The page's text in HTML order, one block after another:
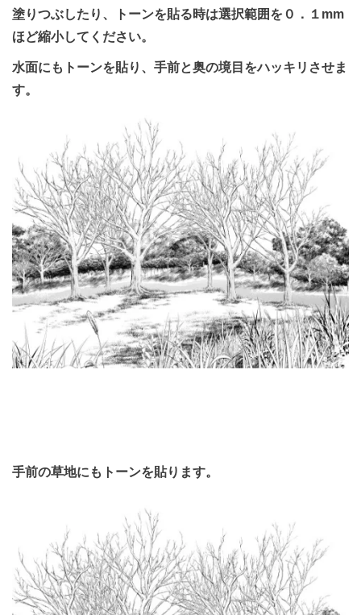
塗りつぶしたり、トーンを貼る時は選択範囲を０．１mm
ほど縮小してください。
水面にもトーンを貼り、手前と奥の境目をハッキリさせま
す。
手前の草地にもトーンを貼ります。